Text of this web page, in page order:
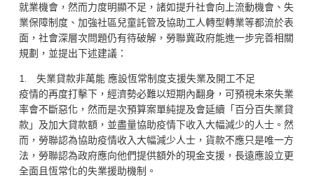
就業機會，然而力度明顯不足，諸如提升社會向上流動機會、失
業保障制度、加強社區兒童託管及協助工人轉型轉業等都流於表
面，社會深層次問題仍有待破解，勞聯冀政府能進一步完善相關
規劃，並提出下述建議：
1. 失業貸款非萬能 應設恆常制度支援失業及開工不足
疫情的再度打擊下，經濟勢必難以短期內翻身，可預視未來失業
率會不斷惡化，然而是次預算案單純提及會延續「百分百失業貸
款」及加大貸款額，並盡量協助疫情下收入大幅減少的人士。然
而，勞聯認為協助疫情收入大幅減少人士，貨款不應只是唯一方
法，勞聯認為政府應向他們提供額外的現金支援，長遠應設立更
全面且恆常化的失業援助機制。